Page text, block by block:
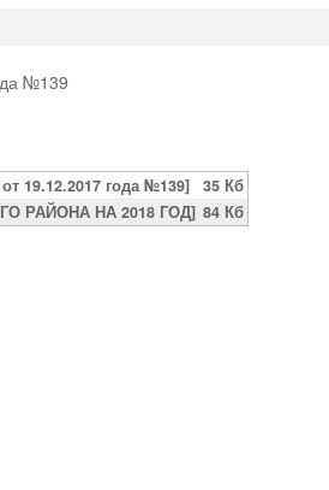
№139
19.12.2017 года №139]
35 Кб
РАЙОНА НА 2018 ГОД] 84 Кб